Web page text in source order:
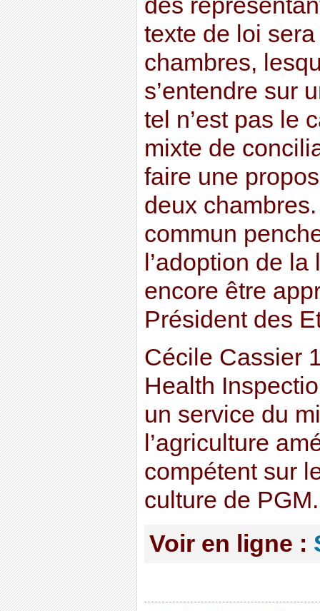
texte de loi
chambres,
s’entendre sur
tel n’est pas le
mixte de
faire une
deux
commun
l’adoption de
encore être
Président des
Cécile Cassier
Health
un service du
l’agriculture
compétent sur
culture de PGM.
Voir en ligne :